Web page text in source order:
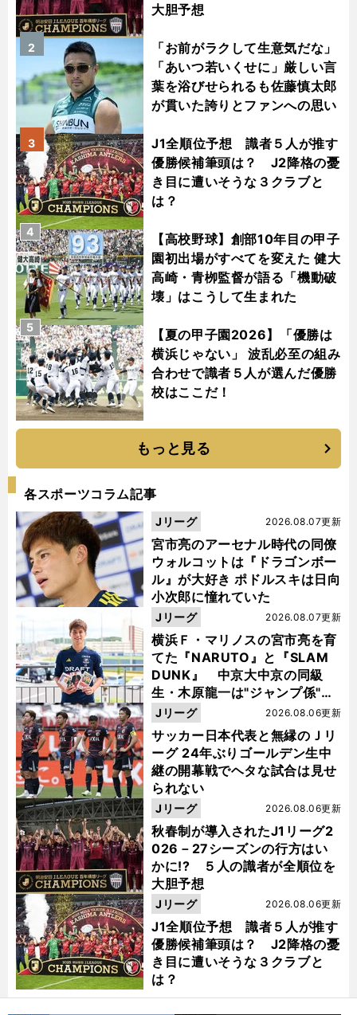
大胆予想
「お前がラクして生意気だな」
「あいつ若いくせに」厳しい言
葉を浴びせられるも佐藤慎太郎
が貫いた誇りとファンへの思い
2
J1全順位予想 識者５人が推す
優勝候補筆頭は？ J2降格の憂
き目に遭いそうな３クラブと
は？
3
【高校野球】創部10年目の甲子
園初出場がすべてを変えた 健大
高崎・青栁監督が語る「機動破
壊」はこうして生まれた
4
【夏の甲子園2026】「優勝は
横浜じゃない」 波乱必至の組み
合わせで識者５人が選んだ優勝
校はここだ！
5
もっと見る
各スポーツコラム記事
宮市亮のアーセナル時代の同僚
ウォルコットは『ドラゴンボー
ル』が大好き ポドルスキは日向
小次郎に憧れていた
2026.08.07更新
Jリーグ
横浜Ｆ・マリノスの宮市亮を育
てた『NARUTO』と『SLAM
DUNK』 中京大中京の同級
生・木原龍一は"ジャンプ係"だ
った
2026.08.07更新
Jリーグ
サッカー日本代表と無縁のＪリ
ーグ 24年ぶりゴールデン生中
継の開幕戦でヘタな試合は見せ
られない
2026.08.06更新
Jリーグ
秋春制が導入されたJ1リーグ2
026－27シーズンの行方はい
かに!? ５人の識者が全順位を
大胆予想
2026.08.06更新
Jリーグ
J1全順位予想 識者５人が推す
優勝候補筆頭は？ J2降格の憂
き目に遭いそうな３クラブと
は？
2026.08.06更新
Jリーグ